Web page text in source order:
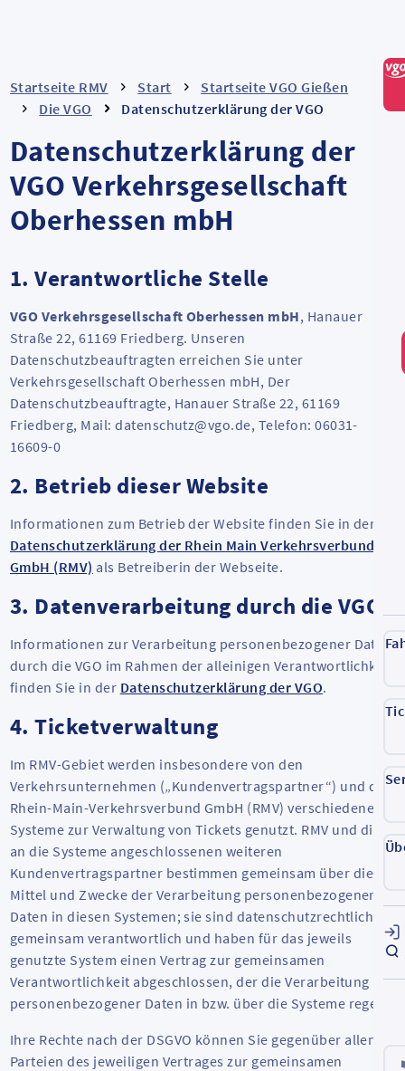
Startseite RMV Start
Startseite VGO Gießen
Die VGO
Datenschutzerklärung der VGO
Datenschutzerklärung der
VGO Verkehrsgesellschaft
Oberhessen mbH
1. Verantwortliche Stelle
VGO Verkehrsgesellschaft Oberhessen mbH, Hanauer
Straße 22, 61169 Friedberg. Unseren
Datenschutzbeauftragten erreichen Sie unter
Verkehrsgesellschaft Oberhessen mbH, Der
Datenschutzbeauftragte, Hanauer Straße 22, 61169
Friedberg, Mail: datenschutz@vgo.de, Telefon: 06031-
16609-0
2. Betrieb dieser Website
Informationen zum Betrieb der Website finden Sie in der
Datenschutzerklärung der Rhein Main Verkehrsverbund
GmbH (RMV) als Betreiberin der Webseite.
3. Datenverarbeitung durch die VGO
Informationen zur Verarbeitung personenbezogener Daten
durch die VGO im Rahmen der alleinigen Verantwortlichkeit
finden Sie in der Datenschutzerklärung der VGO.
4. Ticketverwaltung
Im RMV-Gebiet werden insbesondere von den
Verkehrsunternehmen („Kundenvertragspartner“) und der
Rhein-Main-Verkehrsverbund GmbH (RMV) verschiedene
Systeme zur Verwaltung von Tickets genutzt. RMV und die
an die Systeme angeschlossenen weiteren
Kundenvertragspartner bestimmen gemeinsam über die
Mittel und Zwecke der Verarbeitung personenbezogener
Daten in diesen Systemen; sie sind datenschutzrechtlich
gemeinsam verantwortlich und haben für das jeweils
genutzte System einen Vertrag zur gemeinsamen
Verantwortlichkeit abgeschlossen, der die Verarbeitung
personenbezogener Daten in bzw. über die Systeme regelt.
Ihre Rechte nach der DSGVO können Sie gegenüber allen
Parteien des jeweiligen Vertrages zur gemeinsamen